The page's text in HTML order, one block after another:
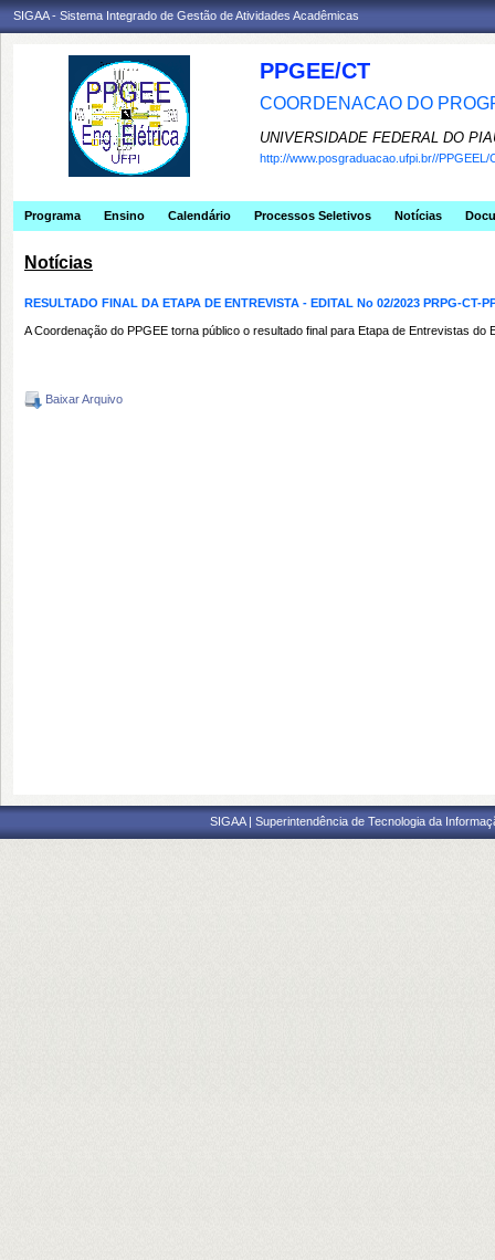
SIGAA - Sistema Integrado de Gestão de Atividades Acadêmicas
PPGEE/CT
COORDENACAO DO
UNIVERSIDADE FEDERAL DO
http://www.posgraduacao.ufpi.br//PPGEEL/
Programa Ensino Calendário Processos Seletivos Notícias
Notícias
RESULTADO FINAL DA ETAPA DE ENTREVISTA - EDITAL No 02/2023 PRPG-CT-
A Coordenação do PPGEE torna público o resultado final para Etapa de Entrevistas
Baixar Arquivo
SIGAA | Superintendência de Tecnologia da